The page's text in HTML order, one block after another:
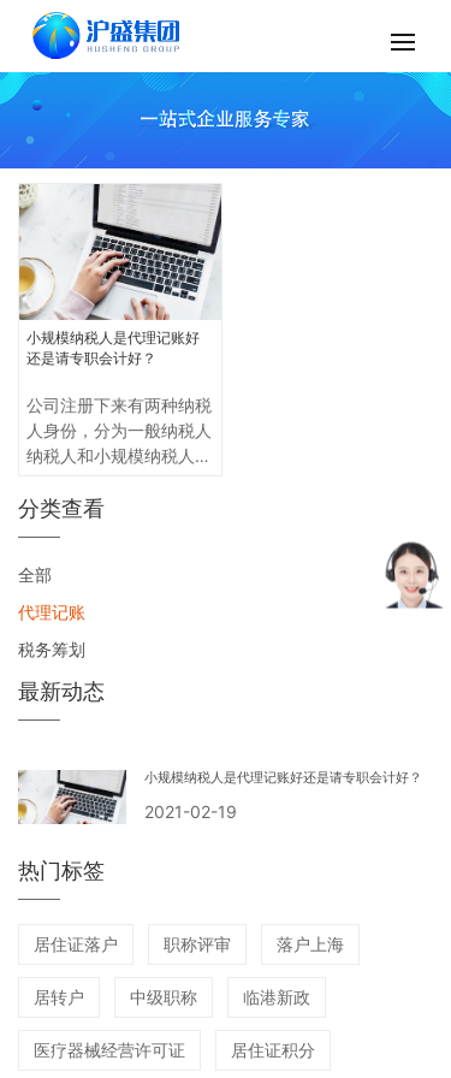
小规模纳税人是代理记账好
还是请专职会计好？
公司注册下来有两种纳税
人身份，分为一般纳税人
纳税人和小规模纳税人，
额在规定标准以下，并且
增值税纳税人。所称会计
核算不健全是指不能正确
进项税额和应纳税额。
分类查看
全部
代理记账
税务筹划
最新动态
小规模纳税人是代理记账好还是请专职会计好？
2021-02-19
热门标签
居住证落户 职称评审 落户上海
居转户 中级职称 临港新政
医疗器械经营许可证 居住证积分